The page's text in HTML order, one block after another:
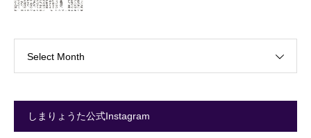
Select Month
しまりょうた公式Instagram